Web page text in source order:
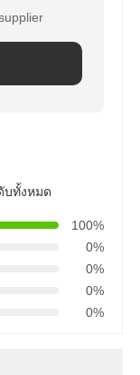
บทั้งหมด
100%
0%
0%
0%
0%